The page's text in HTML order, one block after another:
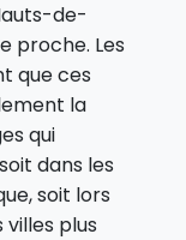
de-
proche. Les
que ces
la
qui
dans les
soit lors
plus